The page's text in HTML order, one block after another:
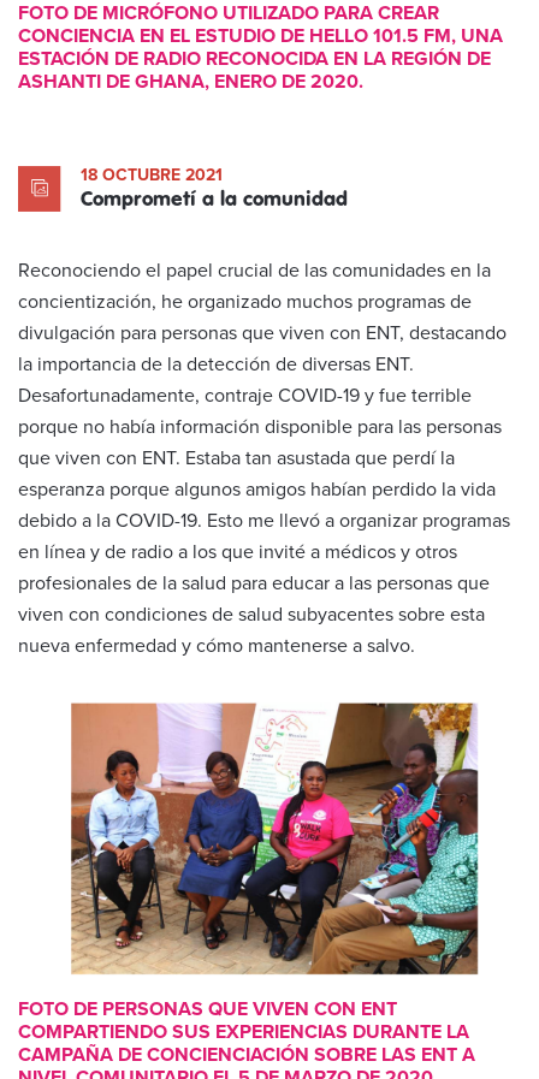
FOTO DE MICRÓFONO UTILIZADO PARA CREAR
CONCIENCIA EN EL ESTUDIO DE HELLO 101.5 FM, UNA
ESTACIÓN DE RADIO RECONOCIDA EN LA REGIÓN DE
ASHANTI DE GHANA, ENERO DE 2020.
18 OCTUBRE 2021
Comprometí a la comunidad
Reconociendo el papel crucial de las comunidades en la
concientización, he organizado muchos programas de
divulgación para personas que viven con ENT, destacando
la importancia de la detección de diversas ENT.
Desafortunadamente, contraje COVID-19 y fue terrible
porque no había información disponible para las personas
que viven con ENT. Estaba tan asustada que perdí la
esperanza porque algunos amigos habían perdido la vida
debido a la COVID-19. Esto me llevó a organizar programas
en línea y de radio a los que invité a médicos y otros
profesionales de la salud para educar a las personas que
viven con condiciones de salud subyacentes sobre esta
nueva enfermedad y cómo mantenerse a salvo.
FOTO DE PERSONAS QUE VIVEN CON ENT
COMPARTIENDO SUS EXPERIENCIAS DURANTE LA
CAMPAÑA DE CONCIENCIACIÓN SOBRE LAS ENT A